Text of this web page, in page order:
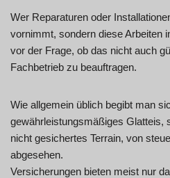
Wer Reparaturen oder
vornimmt, sondern diese Arbeiten
vor der Frage, ob das nicht auch
Fachbetrieb zu beauftragen.
Wie allgemein üblich begibt man
gewährleistungsmäßiges Glatteis,
nicht gesichertes Terrain, von
abgesehen.
Versicherungen bieten meist nur